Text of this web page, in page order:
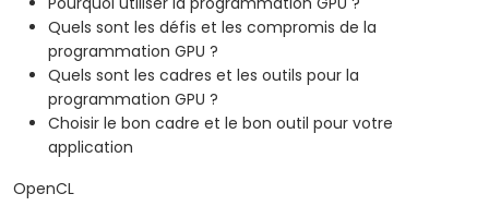
cache, le prefetching et le profilage.
Quels sont les défis et les compromis de la
programmation GPU ?
Quels sont les cadres et les outils pour la
programmation GPU ?
Choisir le bon cadre et le bon outil pour votre
application
OpenCL